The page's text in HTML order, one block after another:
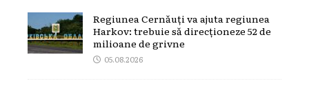
Regiunea Cernăuți va ajuta regiunea
Harkov: trebuie să direcționeze 52 de
milioane de grivne
05.08.2026